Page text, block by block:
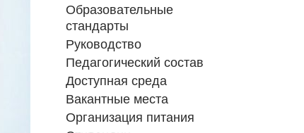
Образовательные
стандарты
Руководство
Педагогический состав
Доступная среда
Вакантные места
Организация питания